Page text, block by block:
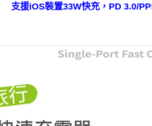
支援iOS裝置33W快充，PD 3.0/